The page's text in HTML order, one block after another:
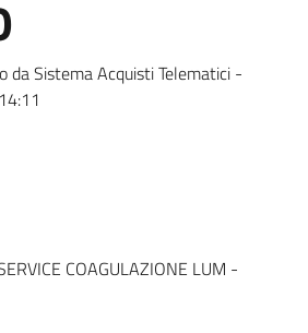
da Sistema Acquisti Telematici -
COAGULAZIONE LUM -